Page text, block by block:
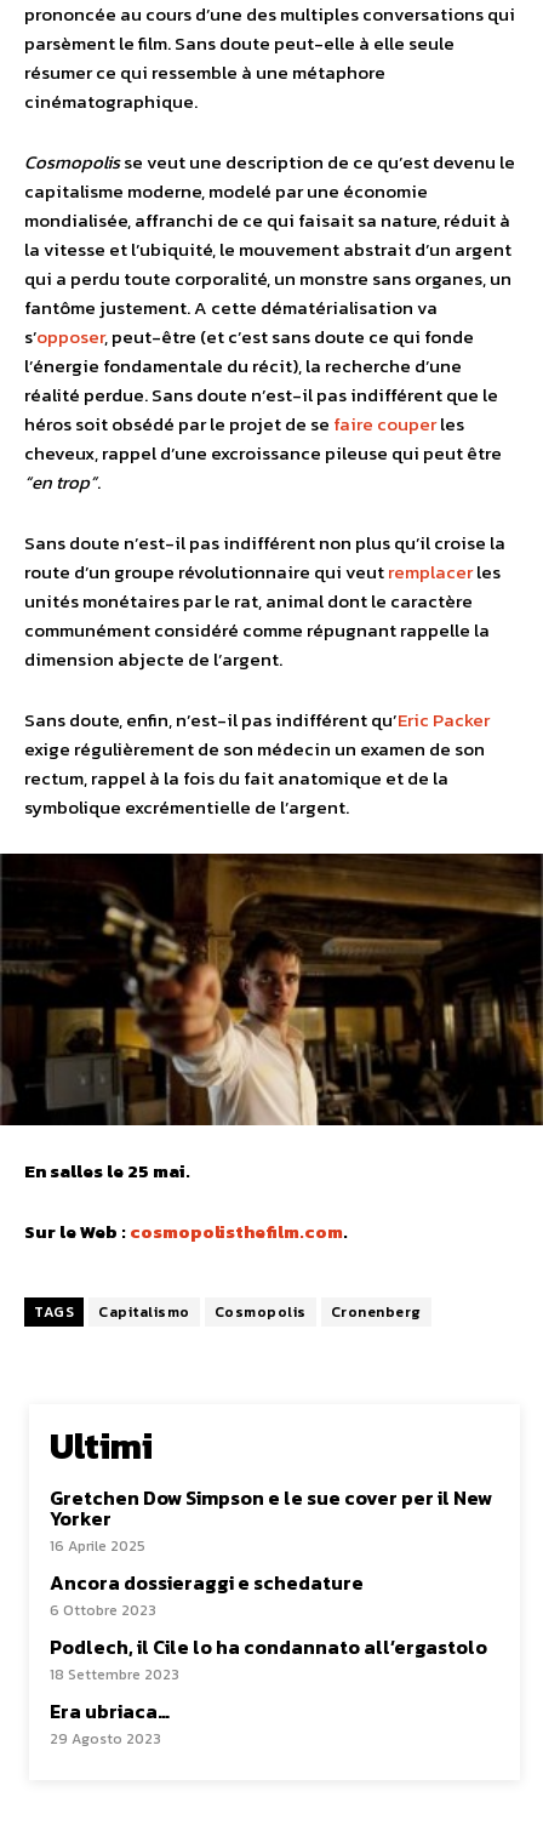
prononcée au cours d’une des multiples conversations qui
parsèment le film. Sans doute peut-elle à elle seule
résumer ce qui ressemble à une métaphore
cinématographique.
Cosmopolisse veut une description de ce qu’est devenu le
capitalisme moderne, modelé par une économie
mondialisée, affranchi de ce qui faisait sa nature, réduit à
la vitesse et l’ubiquité, le mouvement abstrait d’un argent
qui a perdu toute corporalité, un monstre sans organes, un
fantôme justement. A cette dématérialisation va
s’opposer, peut-être (et c’est sans doute ce qui fonde
l’énergie fondamentale du récit), la recherche d’une
réalité perdue. Sans doute n’est-il pas indifférent que le
héros soit obsédé par le projet de se faire couperles
cheveux, rappel d’une excroissance pileuse qui peut être
“en trop”.
Sans doute n’est-il pas indifférent non plus qu’il croise la
route d’un groupe révolutionnaire qui veutremplacerles
unités monétaires par le rat, animal dont le caractère
communément considéré comme répugnant rappelle la
dimension abjecte de l’argent.
Sans doute, enfin, n’est-il pas indifférent qu’Eric Packer
exige régulièrement de son médecin un examen de son
rectum, rappel à la fois du fait anatomique et de la
symbolique excrémentielle de l’argent.
En salles le 25 mai.
Sur le Web :cosmopolisthefilm.com.
TAGS Capitalismo Cosmopolis Cronenberg
Ultimi
Gretchen Dow Simpson e le sue cover per il New
Yorker
16 Aprile 2025
Ancora dossieraggi e schedature
6 Ottobre 2023
Podlech, il Cile lo ha condannato all’ergastolo
18 Settembre 2023
Era ubriaca…
29 Agosto 2023